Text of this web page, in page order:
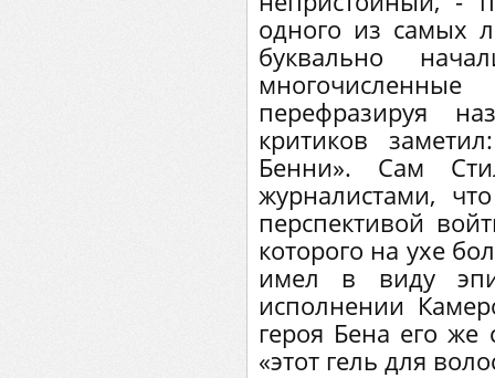
одного из самых
буквально
перефразируя
критиков
Бенни». Сам
журналистами,
перспективой
которого на ухе
имел в виду
исполнении
героя Бена его же
«этот гель для